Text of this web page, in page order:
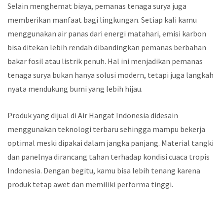
Selain menghemat biaya, pemanas tenaga surya juga
memberikan manfaat bagi lingkungan. Setiap kali kamu
menggunakan air panas dari energi matahari, emisi karbon
bisa ditekan lebih rendah dibandingkan pemanas berbahan
bakar fosil atau listrik penuh. Hal ini menjadikan pemanas
tenaga surya bukan hanya solusi modern, tetapi juga langkah
nyata mendukung bumi yang lebih hijau.
Produk yang dijual di Air Hangat Indonesia didesain
menggunakan teknologi terbaru sehingga mampu bekerja
optimal meski dipakai dalam jangka panjang. Material tangki
dan panelnya dirancang tahan terhadap kondisi cuaca tropis
Indonesia. Dengan begitu, kamu bisa lebih tenang karena
produk tetap awet dan memiliki performa tinggi.